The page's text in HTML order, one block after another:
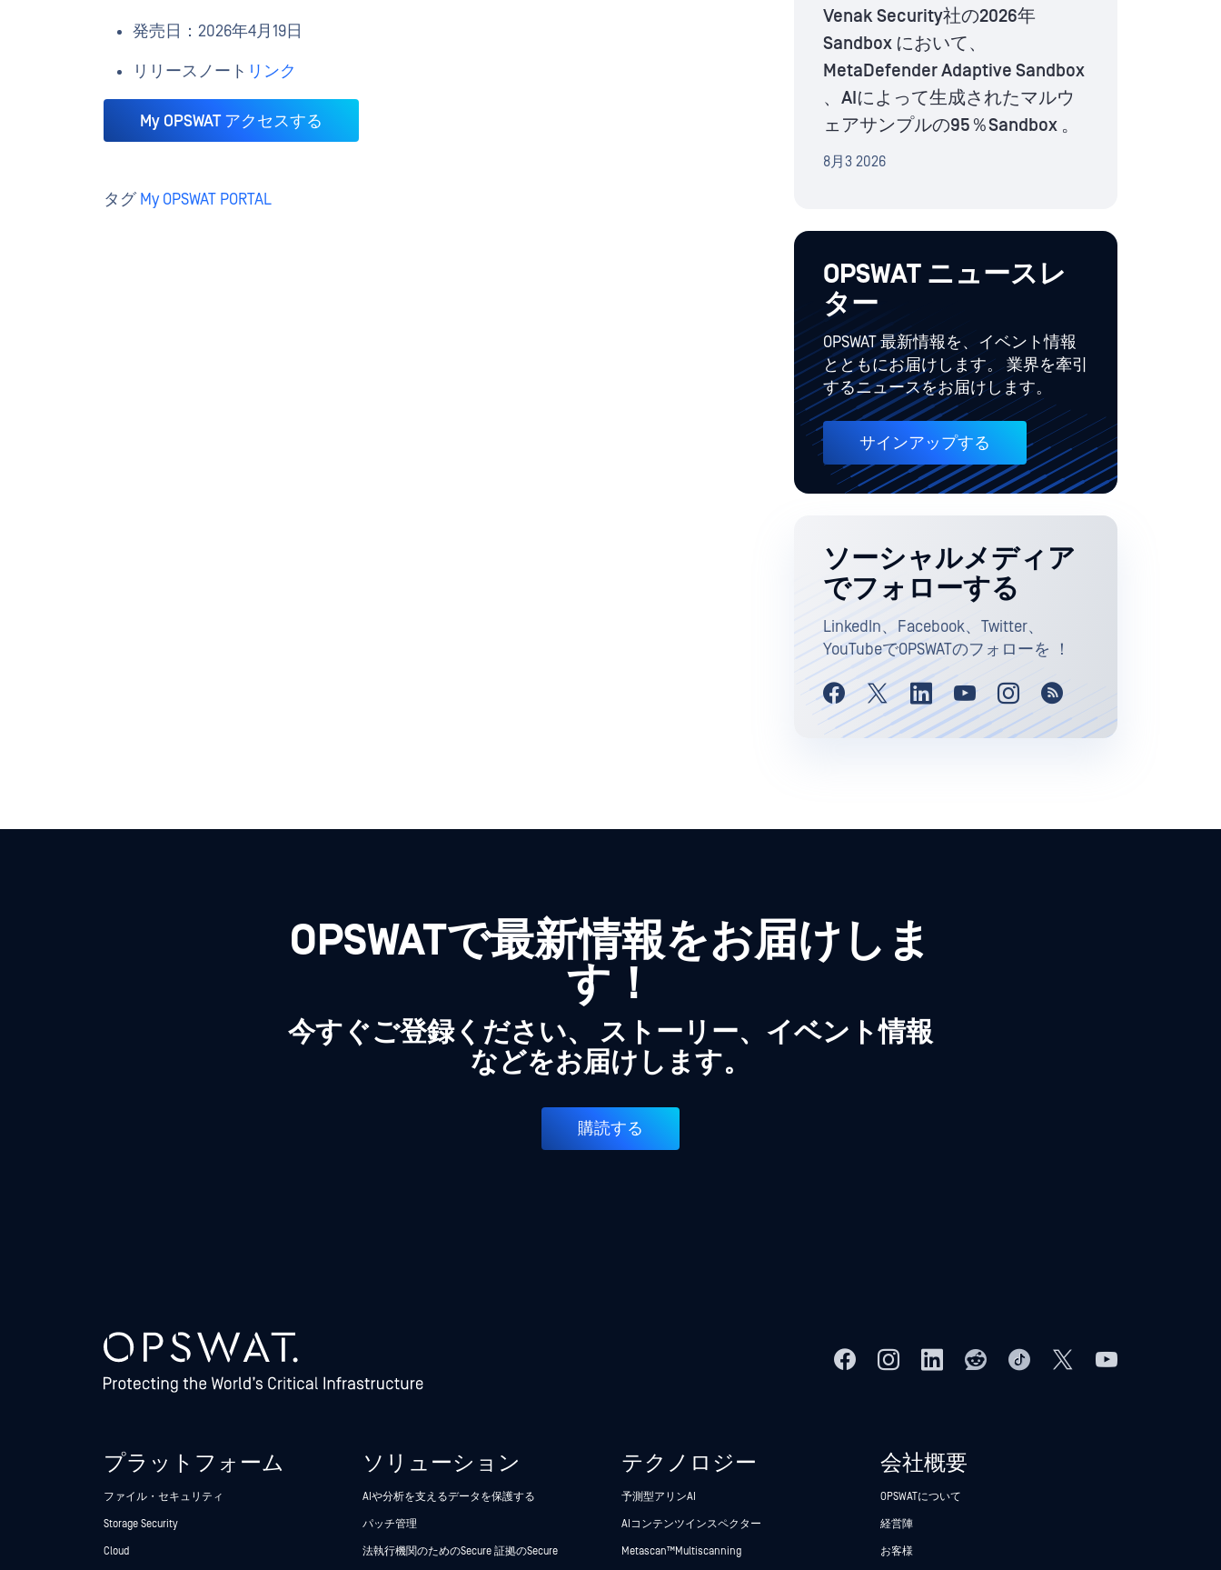
発売日：2026年4月19日
リリースノート リンク
My OPSWAT アクセスする
タグ My OPSWAT PORTAL
Venak Security社の2026年
Sandbox において、
MetaDefender Adaptive Sandbox
、AIによって生成されたマルウ
ェアサンプルの95％Sandbox 。
8月3 2026
OPSWAT ニュースレ
ター
OPSWAT 最新情報を、イベント情報
とともにお届けします。 業界を牽引
するニュースをお届けします。
サインアップする
ソーシャルメディア
でフォローする
LinkedIn、Facebook、Twitter、
YouTubeでOPSWATのフォローを ！
OPSWATで最新情報をお届けしま
す！
今すぐご登録ください、 ストーリー、イベント情報
などをお届けします。
購読する
プラットフォーム
ファイル・セキュリティ
Storage Security
Cloud
ソリューション
AIや分析を支えるデータを保護する
パッチ管理
法執行機関のためのSecure 証拠のSecure
テクノロジー
予測型アリンAI
AIコンテンツインスペクター
Metascan™ Multiscanning
会社概要
OPSWATについて
経営陣
お客様